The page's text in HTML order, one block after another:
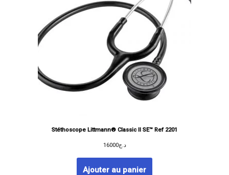
Stéthoscope Littmann® Classic II SE™ Ref 2201
د.ج16000
Ajouter au panier